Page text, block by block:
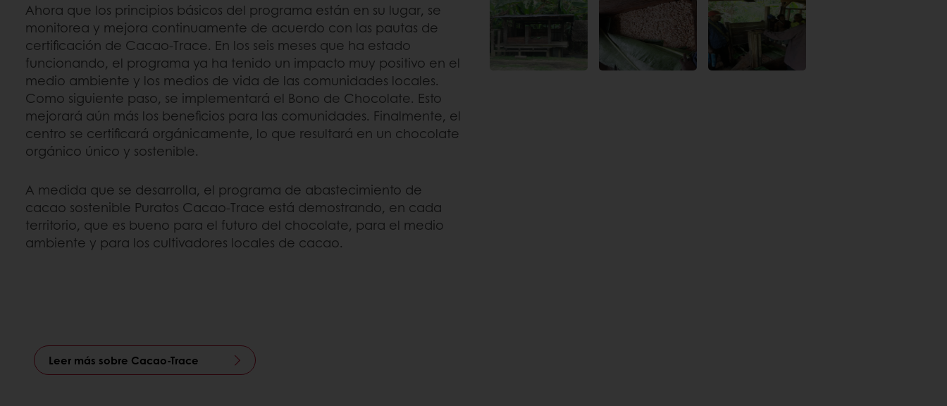
Ahora que los principios básicos del programa están en su lugar, se
monitorea y mejora continuamente de acuerdo con las pautas de
certificación de Cacao-Trace. En los seis meses que ha estado
funcionando, el programa ya ha tenido un impacto muy positivo en el
medio ambiente y los medios de vida de las comunidades locales.
Como siguiente paso, se implementará el Bono de Chocolate. Esto
mejorará aún más los beneficios para las comunidades. Finalmente, el
centro se certificará orgánicamente, lo que resultará en un chocolate
orgánico único y sostenible.
A medida que se desarrolla, el programa de abastecimiento de
cacao sostenible Puratos Cacao-Trace está demostrando, en cada
territorio, que es bueno para el futuro del chocolate, para el medio
ambiente y para los cultivadores locales de cacao.
Leer más sobre Cacao-Trace